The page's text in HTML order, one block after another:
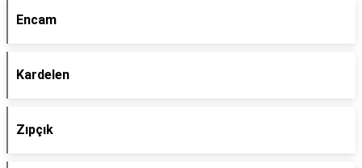
Encam
Kardelen
Zıpçık